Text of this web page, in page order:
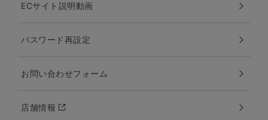
ECサイト説明動画
パスワード再設定
お問い合わせフォーム
店舗情報